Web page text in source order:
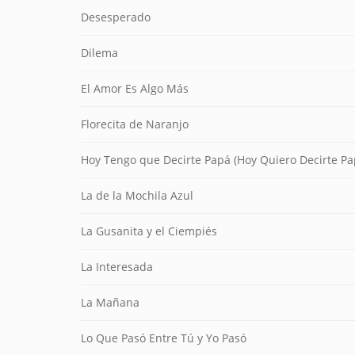
Desesperado
Dilema
El Amor Es Algo Más
Florecita de Naranjo
Hoy Tengo que Decirte Papá (Hoy Quiero Decirte
La de la Mochila Azul
La Gusanita y el Ciempiés
La Interesada
La Mañana
Lo Que Pasó Entre Tú y Yo Pasó